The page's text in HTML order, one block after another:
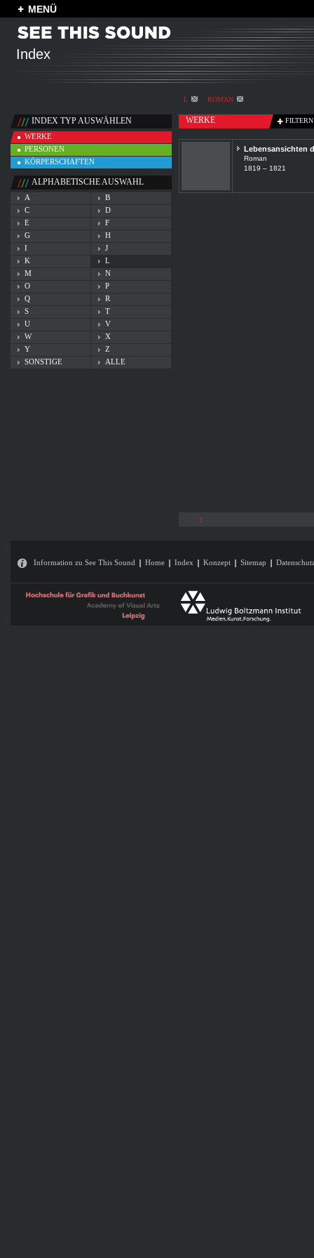
MENÜ
Index
L ROMAN
INDEX TYP AUSWÄHLEN
WERKE
PERSONEN
KÖRPERSCHAFTEN
ALPHABETISCHE AUSWAHL
A
B
C
D
E
F
G
H
I
J
K
L
M
N
O
P
Q
R
S
T
U
V
W
X
Y
Z
SONSTIGE
ALLE
WERKE
Lebensansichten
Roman
1819 – 1821
1
Information zu See This Sound Home Index Konzept Sitemap